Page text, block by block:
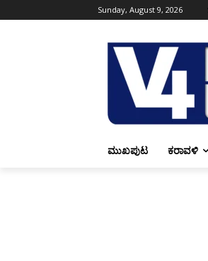
Sunday, August 9, 2026
ಮುಖಪುಟ ಕರಾವಳಿ